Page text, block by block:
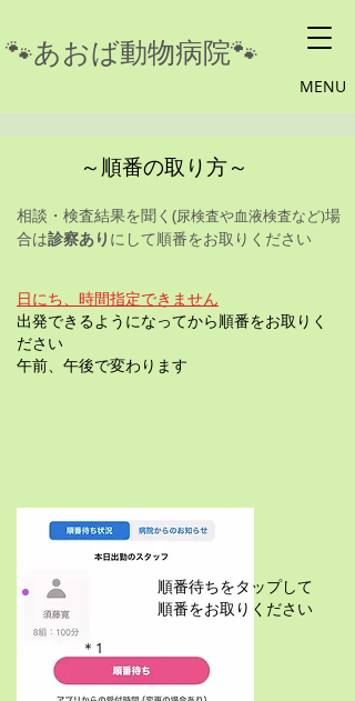
​🐾あおば動物病院🐾
MENU
～順番の取り方～
相談・検査結果を聞く (尿検査や血液検査など)場
合は診察あり にして順番をお取りください
日にち、時間指定できません
​出発できるようになってから順番をお取りく
ださい
​午前、午後で変わります
順番待ちをタップして
順番をお取りください
＊1